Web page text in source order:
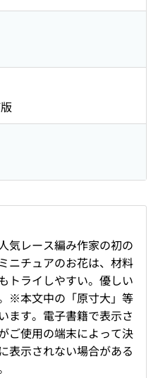
気レース編み作家の初の
ニチュアのお花は、材料
トライしやすい。優しい
※本文中の「原寸大」等
ます。電子書籍で表示さ
ご使用の端末によって決
表示されない場合がある